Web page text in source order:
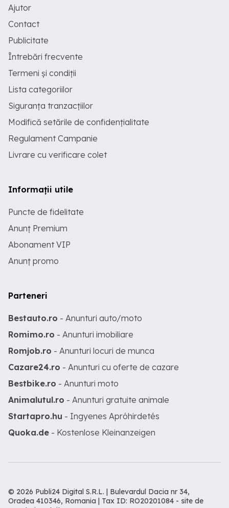
Ajutor
Contact
Publicitate
Întrebări frecvente
Termeni și condiții
Lista categoriilor
Siguranța tranzacțiilor
Modifică setările de confidențialitate
Regulament Campanie
Livrare cu verificare colet
Informații utile
Puncte de fidelitate
Anunț Premium
Abonament VIP
Anunț promo
Parteneri
Bestauto.ro - Anunturi auto/moto
Romimo.ro - Anunturi imobiliare
Romjob.ro - Anunturi locuri de munca
Cazare24.ro - Anunturi cu oferte de cazare
Bestbike.ro - Anunturi moto
Animalutul.ro - Anunturi gratuite animale
Startapro.hu - Ingyenes Apróhirdetés
Quoka.de - Kostenlose Kleinanzeigen
© 2026 Publi24 Digital S.R.L. | Bulevardul Dacia nr 34,
Oradea 410346, Romania | Tax ID: RO20201084 - site de